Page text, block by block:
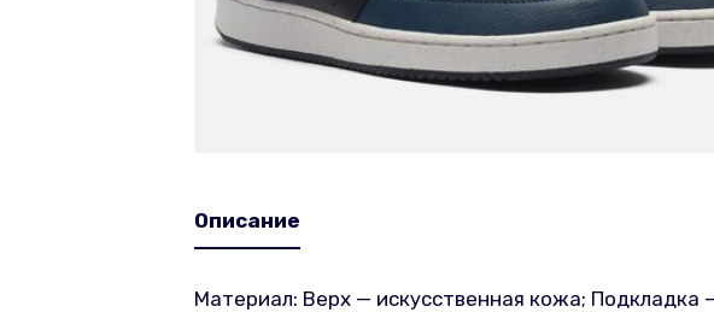
Описание
Материал: Верх — искусственная кожа; Подкладка